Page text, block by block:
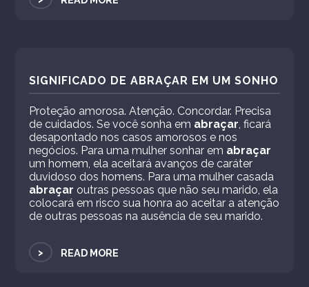
SIGNIFICADO DE ABRAÇAR EM UM SONHO
Proteção amorosa. Atenção. Concordar. Precisa
de cuidados. Se você sonha em abraçar, ficará
desapontado nos casos amorosos e nos
negócios. Para uma mulher sonhar em abraçar
um homem, ela aceitará avanços de caráter
duvidoso dos homens. Para uma mulher casada
abraçar outras pessoas que não seu marido, ela
colocará em risco sua honra ao aceitar a atenção
de outras pessoas na ausência de seu marido.
> READ MORE